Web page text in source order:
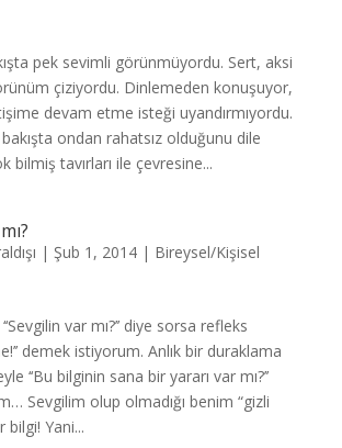
pek sevimli görünmüyordu. Sert, aksi
çiziyordu. Dinlemeden konuşuyor,
devam etme isteği uyandırmıyordu.
ondan rahatsız olduğunu dile
bilmiş tavırları ile çevresine...
| Şub 1, 2014| Bireysel/Kişisel
var mı?’’ diye sorsa refleks
demek istiyorum. Anlık bir duraklama
‘‘Bu bilginin sana bir yararı var mı?’’
Sevgilim olup olmadığı benim “gizli
bilgi! Yani...